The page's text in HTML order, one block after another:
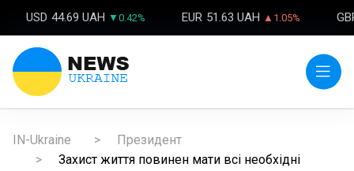
USD 44.69 UAH ▼0.42% EUR 51.63 UAH ▲1.05%
IN-Ukraine
Президент
Захист життя повинен мати всі необхідні